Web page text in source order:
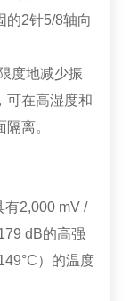
的2针5/8轴向
度地减少振
可在高湿度和
离。
有2,000 mV /
dB的高强
）的温度